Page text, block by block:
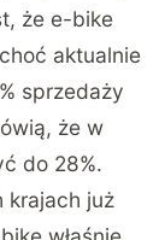
że e-bike
aktualnie
sprzedaży
że w
do 28%.
krajach już